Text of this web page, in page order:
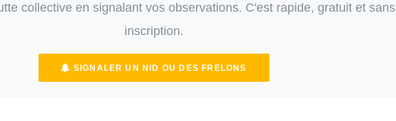
collective en signalant vos observations. C'est rapide, gratuit et sans
inscription.
SIGNALER UN NID OU DES FRELONS